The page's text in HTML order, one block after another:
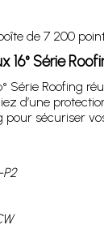
de 7 200
16° Série
Série Roofing
d’une
pour sécuriser